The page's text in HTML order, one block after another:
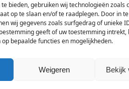
bieden, gebruiken wij technologieën zoals
op te slaan en/of te raadplegen. Door in
wij gegevens zoals surfgedrag of unieke
geeft of uw toestemming intrekt,
bepaalde functies en mogelijkheden.
Weigeren Bekijk